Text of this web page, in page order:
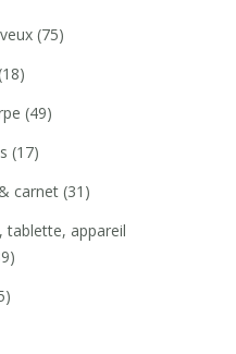
(75)
(49)
(17)
carnet (31)
tablette, appareil